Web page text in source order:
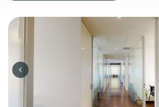
Previous slide